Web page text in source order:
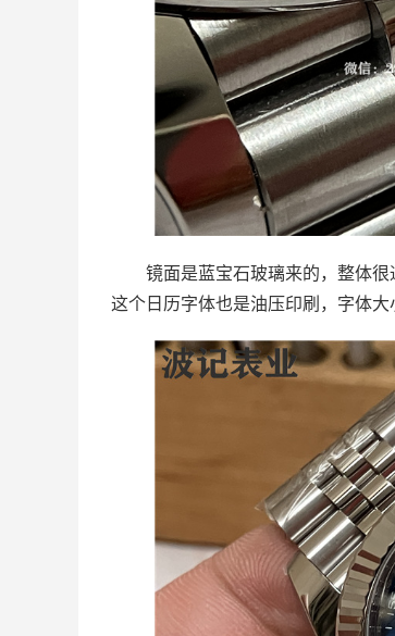
镜面是蓝宝石玻璃来的，整体
这个日历字体也是油压印刷，字体